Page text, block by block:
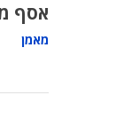
אסף
מאמן